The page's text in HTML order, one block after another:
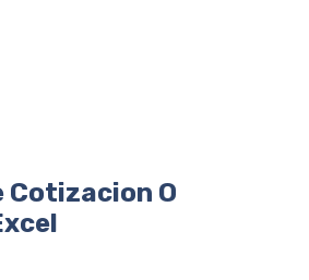
Cotizacion O